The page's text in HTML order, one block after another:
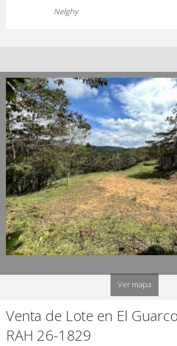
Nelghy
Ver mapa
Venta de Lote en El
RAH 26-1829